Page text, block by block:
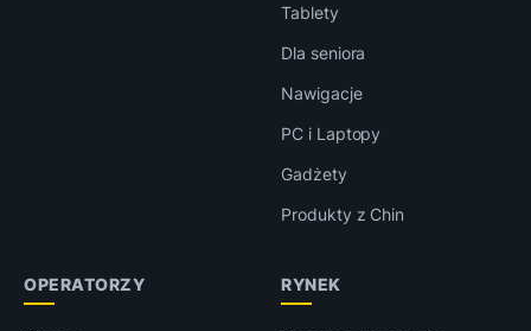
Tablety
Dla seniora
Nawigacje
PC i Laptopy
Gadżety
Produkty z Chin
OPERATORZY RYNEK